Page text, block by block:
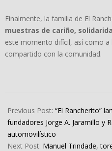
Finalmente, la familia de El
muestras de cariño,
este momento difícil, así como
compartido con la comunidad.
08-
30
Previous Post: “El Rancherito”
fundadores Jorge A. Jaramillo y
automovilístico
Next Post: Manuel Trindade,